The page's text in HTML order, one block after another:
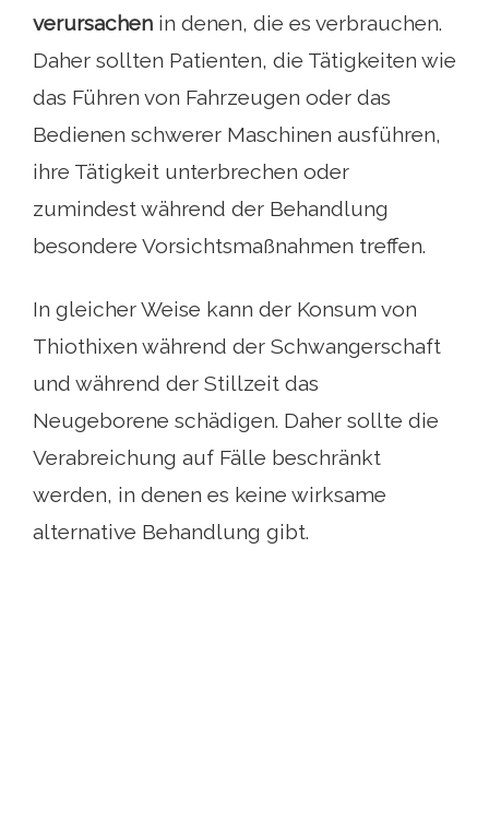
verursachen in denen, die es verbrauchen.
Daher sollten Patienten, die Tätigkeiten wie
das Führen von Fahrzeugen oder das
Bedienen schwerer Maschinen ausführen,
ihre Tätigkeit unterbrechen oder
zumindest während der Behandlung
besondere Vorsichtsmaßnahmen treffen.
In gleicher Weise kann der Konsum von
Thiothixen während der Schwangerschaft
und während der Stillzeit das
Neugeborene schädigen. Daher sollte die
Verabreichung auf Fälle beschränkt
werden, in denen es keine wirksame
alternative Behandlung gibt.